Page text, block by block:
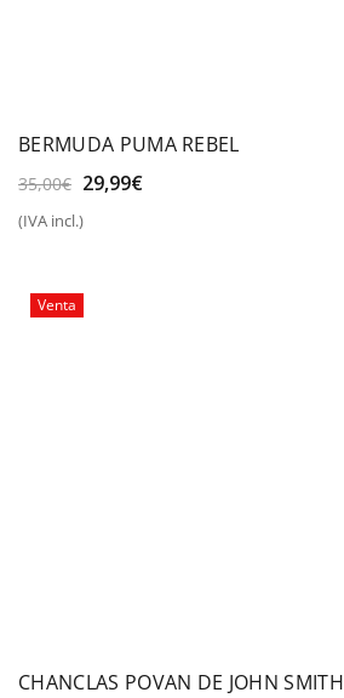
BERMUDA PUMA REBEL
35,00€ El
original
29,99€El
(IVA incl.)
Venta
CHANCLAS POVAN DE JOHN SMITH